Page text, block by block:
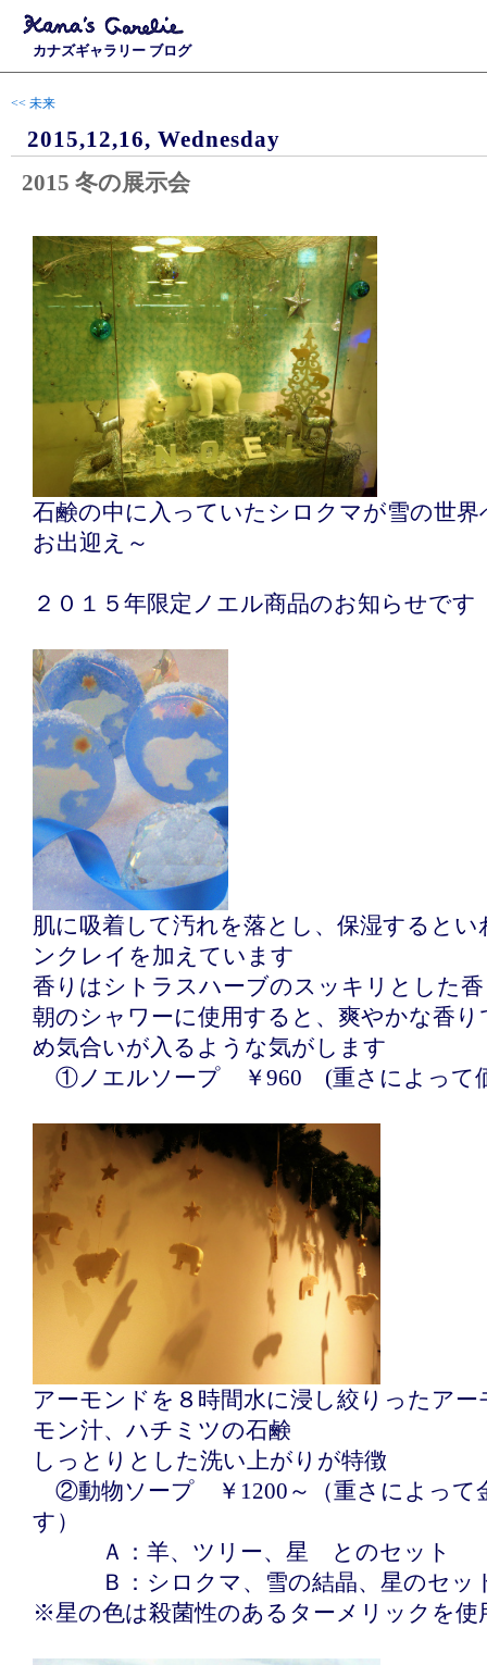
カナズギャラリー ブログ
<< 未来
2015,12,16, Wednesday
2015 冬の展示会
石鹸の中に入っていたシロクマが雪の世
お出迎え～
２０１５年限定ノエル商品のお知らせです
肌に吸着して汚れを落とし、保湿すると
ンクレイを加えています
香りはシトラスハーブのスッキリとした
朝のシャワーに使用すると、爽やかな香
め気合いが入るような気がします
①ノエルソープ ￥960 (重さによって
アーモンドを８時間水に浸し絞りったア
モン汁、ハチミツの石鹸
しっとりとした洗い上がりが特徴
②動物ソープ ￥1200～（重さによって
す）
Ａ：羊、ツリー、星 とのセット
Ｂ：シロクマ、雪の結晶、星のセ
※星の色は殺菌性のあるターメリックを使